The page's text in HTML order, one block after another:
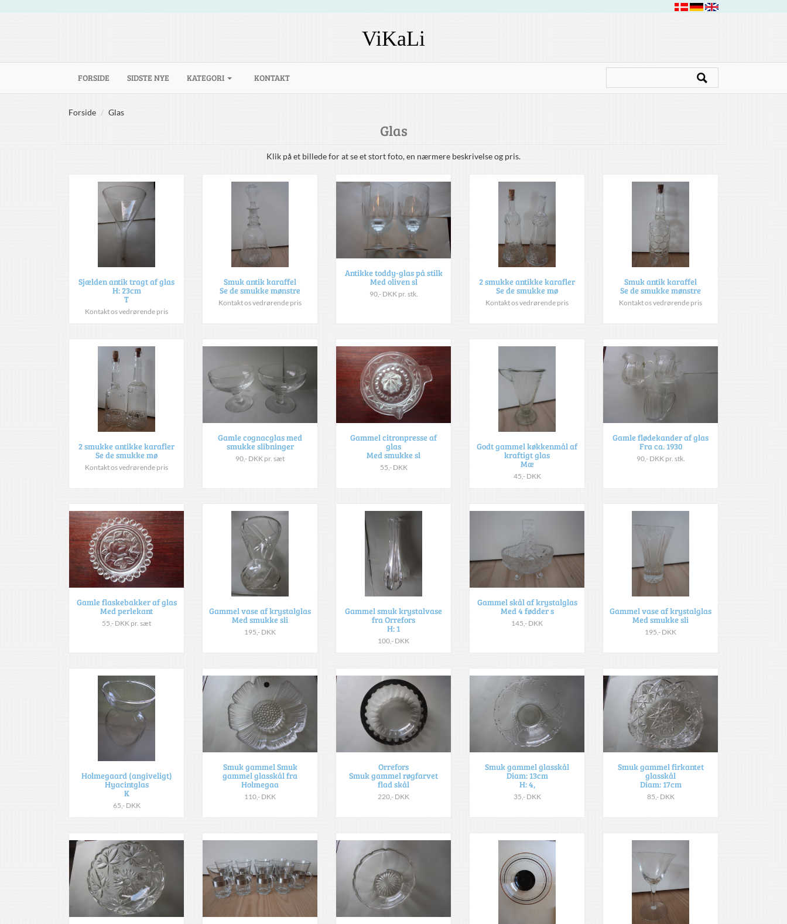
ViKaLi
FORSIDE (CURRENT)
SIDSTE NYE KATEGORI KONTAKT
Forside Glas
Glas
Klik på et billede for at se et stort foto, en nærmere beskrivelse og pris.
Sjælden antik tragt af glas
H: 23cm
T
Kontakt os vedrørende pris
Smuk antik karaffel
Se de smukke mønstre
Kontakt os vedrørende pris
Antikke toddy-glas på stilk
Med oliven sl
90,- DKK pr. stk.
2 smukke antikke karafler
Se de smukke mø
Kontakt os vedrørende pris
Smuk antik karaffel
Se de smukke mønstre
Kontakt os vedrørende pris
2 smukke antikke karafler
Se de smukke mø
Kontakt os vedrørende pris
Gamle cognacglas med
smukke slibninger
90,- DKK pr. sæt
Gammel citronpresse af
glas
Med smukke sl
55,- DKK
Godt gammel køkkenmål af
kraftigt glas
Mæ
45,- DKK
Gamle flødekander af glas
Fra ca. 1930
90,- DKK pr. stk.
Gamle flaskebakker af glas
Med perlekant
55,- DKK pr. sæt
Gammel vase af krystalglas
Med smukke sli
195,- DKK
Gammel smuk krystalvase
fra Orrefors
H: 1
100,- DKK
Gammel skål af krystalglas
Med 4 fødder s
145,- DKK
Gammel vase af krystalglas
Med smukke sli
195,- DKK
Holmegaard (angiveligt)
Hyacintglas
K
65,- DKK
Smuk gammel Smuk
gammel glasskål fra
Holmegaa
110,- DKK
Orrefors
Smuk gammel røgfarvet
flad skål
220,- DKK
Smuk gammel glasskål
Diam: 13cm
H: 4,
35,- DKK
Smuk gammel firkantet
glasskål
Diam: 17cm
85,- DKK